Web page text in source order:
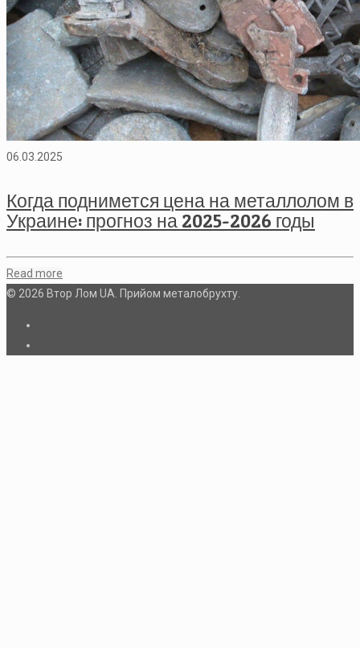
06.03.2025
Когда поднимется цена на металлолом в
Украине: прогноз на 2025-2026 годы
Read more
© 2026 Втор Лом UA. Прийом металобрухту.